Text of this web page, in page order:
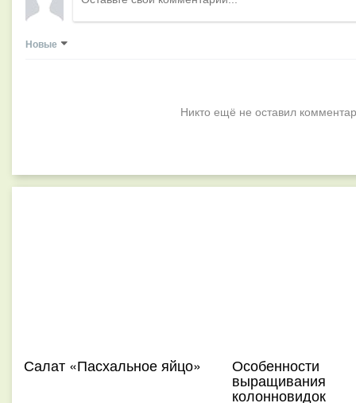
Новые
Никто ещё не оставил
Салат «Пасхальное яйцо» Особенности
выращивания
колонновидок